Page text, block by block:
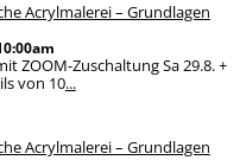
Acrylmalerei – Grundlagen
ZOOM-Zuschaltung Sa 29.8. +
von 10...
Acrylmalerei – Grundlagen